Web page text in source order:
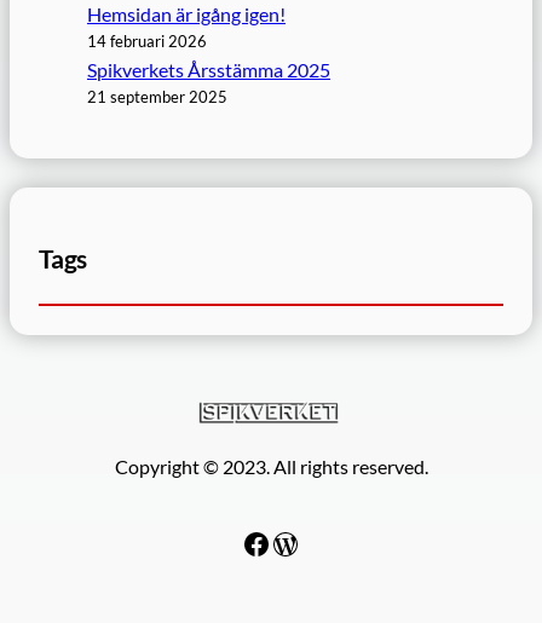
Hemsidan är igång igen!
14 februari 2026
Spikverkets Årsstämma 2025
21 september 2025
Tags
Copyright © 2023. All rights reserved.
Facebook WordPress